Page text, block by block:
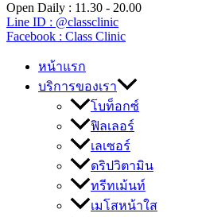
Open Daily : 11.30 - 20.00
Line ID : @classclinic​
Facebook : Class Clinic
หน้าแรก
บริการของเรา
โบท็อกซ์
ฟิลเลอร์
เลเซอร์
ดริปวิตามิน
ทรีทเม้นท์
เมโสหน้าใส